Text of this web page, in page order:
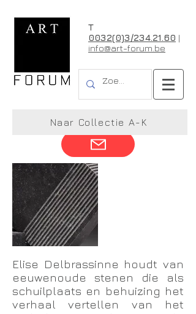
T
0032(0)3/234.21.60 |
info@art-forum.be
Elise Delbrassine
Elise Delbrassinne houdt van
eeuwenoude stenen die als
schuilplaats en behuizing het
verhaal vertellen van het
Naar Collectie A-K